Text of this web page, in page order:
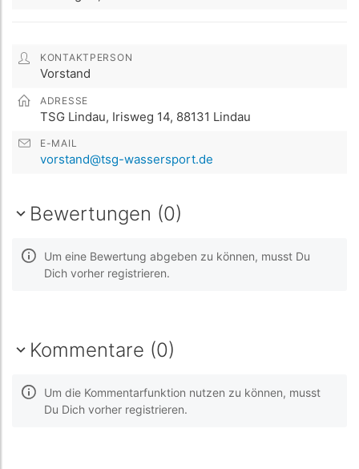
KONTAKTPERSON
Vorstand
ADRESSE
TSG Lindau, Irisweg 14, 88131 Lindau
E-MAIL
vorstand@tsg-wassersport.de
Bewertungen (0)
Um eine Bewertung abgeben zu können, musst Du
Dich vorher registrieren.
Kommentare (0)
Um die Kommentarfunktion nutzen zu können, musst
Du Dich vorher registrieren.